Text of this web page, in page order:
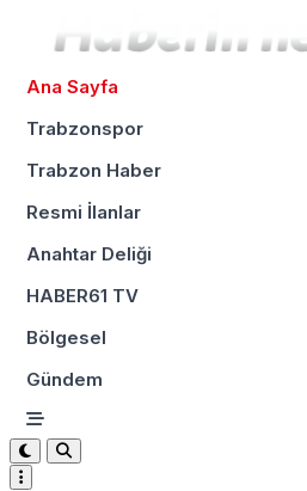
Ana Sayfa
Trabzonspor
Trabzon Haber
Resmi İlanlar
Anahtar Deliği
HABER61 TV
Bölgesel
Gündem